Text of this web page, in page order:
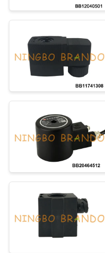
COMPANY
NEWS
ΠΟΛΙΤΙΚΉ
ΑΠΟΡΡΉΤΟΥ